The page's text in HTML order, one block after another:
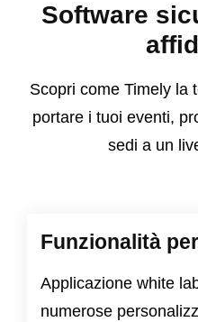
Software
Scopri come Timely la
portare i tuoi eventi,
sedi a un
Funzionalità
Applicazione white
numerose